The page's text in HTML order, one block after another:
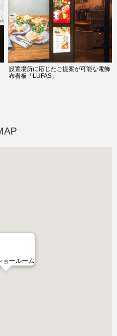
設置場所に応じたご提案が可能な電飾
布看板「LUFAS」
ョールーム